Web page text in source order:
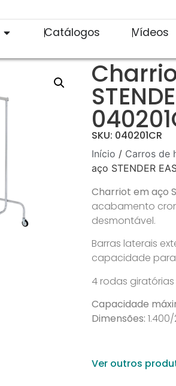
Catálogos Vídeos
SKU: 040201CR
Início / Carros de
aço STENDER
Charriot em aço
acabamento
desmontável.
Barras laterais
capacidade
4 rodas
Capacidade
Dimensões:
Ver outros